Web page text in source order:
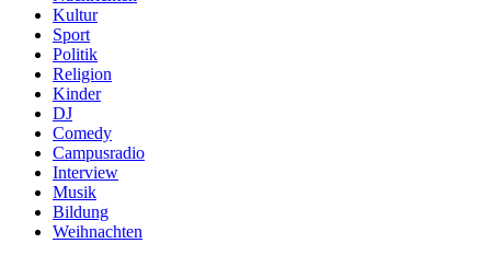
Kultur
Sport
Politik
Religion
Kinder
DJ
Comedy
Campusradio
Interview
Musik
Bildung
Weihnachten